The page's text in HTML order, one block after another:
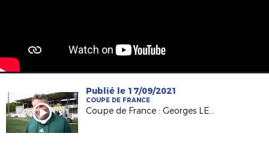
Publié le 17/09/2021
COUPE DE FRANCE
Coupe de France : Georges LEROUX (Pdt AS Saint Pierraise) et Sébastien CUVIER (coach ASSP)